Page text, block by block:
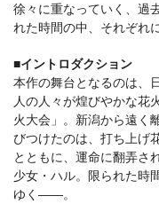
徐々に重なっていく、過
れた時間の中、それぞれ
■イントロダクション
本作の舞台となるのは、
人の人々が煌びやかな花
火大会」。新潟から遠く
びつけたのは、打ち上げ
とともに、運命に翻弄さ
少女・ハル。限られた時
ゆく――。